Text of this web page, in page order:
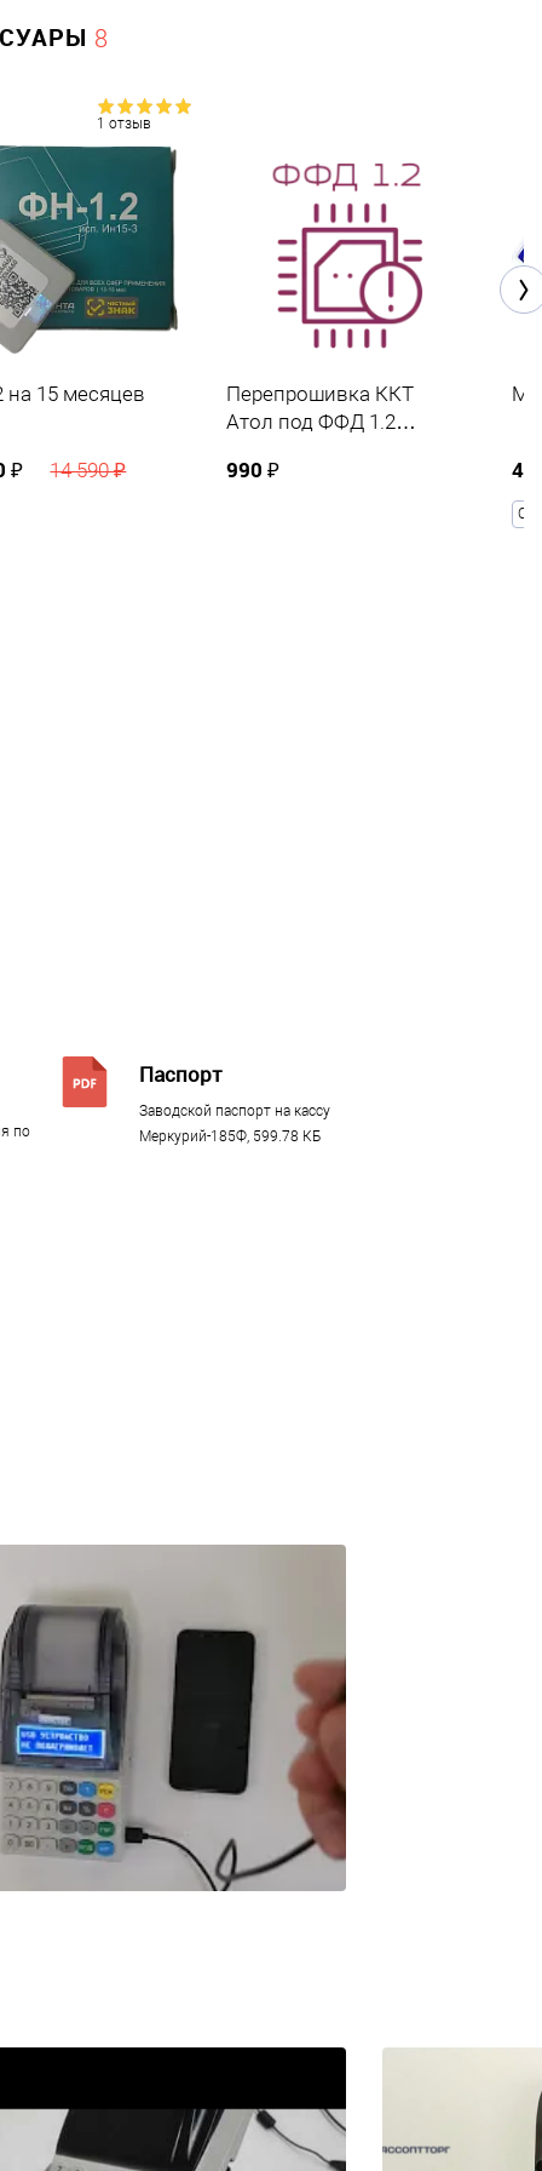
8
1 отзыв
на 15 месяцев
₽ 14 590 ₽
Перепрошивка ККТ
Атол под ФФД 1.2
990 ₽ 4
по
Паспорт
Заводской паспорт на кассу
Меркурий-185Ф, 599.78 КБ